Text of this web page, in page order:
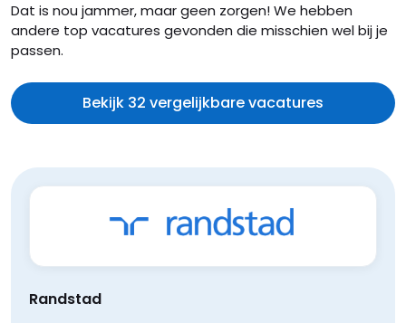
Dat is nou jammer, maar geen zorgen! We hebben
andere top vacatures gevonden die misschien wel bij je
passen.
Bekijk 32 vergelijkbare vacatures
Randstad